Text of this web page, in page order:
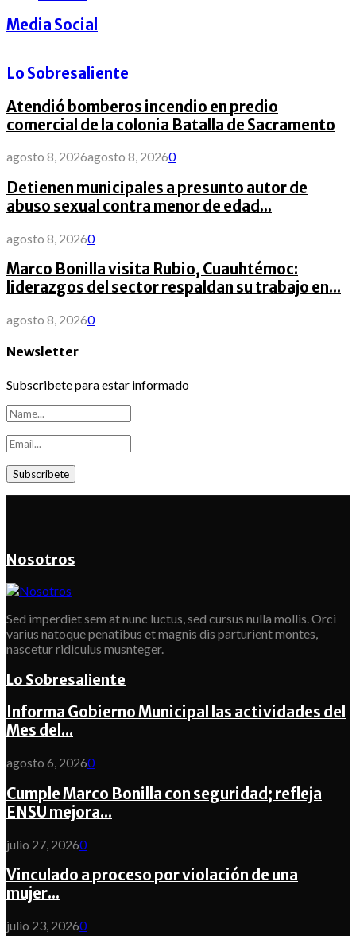
Media Social
Lo Sobresaliente
Atendió bomberos incendio en predio
comercial de la colonia Batalla de Sacramento
agosto 8, 2026agosto 8, 20260
Detienen municipales a presunto autor de
abuso sexual contra menor de edad...
agosto 8, 20260
Marco Bonilla visita Rubio, Cuauhtémoc:
liderazgos del sector respaldan su trabajo en...
agosto 8, 20260
Newsletter
Subscribete para estar informado
Nosotros
Sed imperdiet sem at nunc luctus, sed cursus nulla mollis. Orci
varius natoque penatibus et magnis dis parturient montes,
nascetur ridiculus musnteger.
Lo Sobresaliente
Informa Gobierno Municipal las actividades del
Mes del...
agosto 6, 20260
Cumple Marco Bonilla con seguridad; refleja
ENSU mejora...
julio 27, 20260
Vinculado a proceso por violación de una
mujer...
julio 23, 20260